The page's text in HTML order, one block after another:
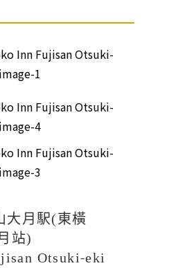
大月駅(東橫
站)
Otsuki-eki